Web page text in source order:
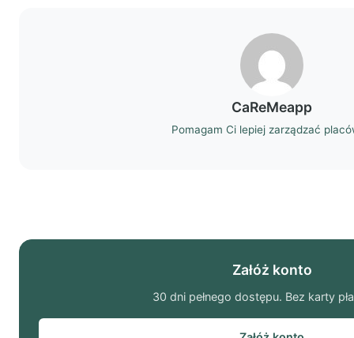
CaReMeapp
Pomagam Ci lepiej zarządzać
Załóż konto
30 dni pełnego dostępu. Bez karty